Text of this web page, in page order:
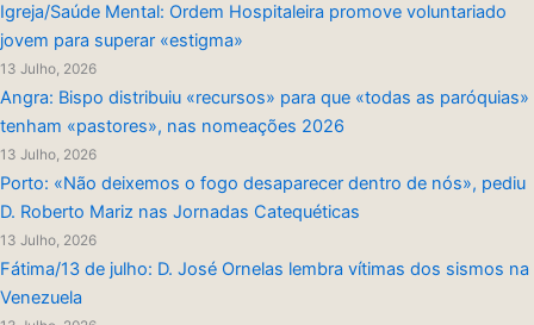
Igreja/Saúde Mental: Ordem Hospitaleira promove voluntariado
jovem para superar «estigma»
13 Julho, 2026
Angra: Bispo distribuiu «recursos» para que «todas as paróquias»
tenham «pastores», nas nomeações 2026
13 Julho, 2026
Porto: «Não deixemos o fogo desaparecer dentro de nós», pediu
D. Roberto Mariz nas Jornadas Catequéticas
13 Julho, 2026
Fátima/13 de julho: D. José Ornelas lembra vítimas dos sismos na
Venezuela